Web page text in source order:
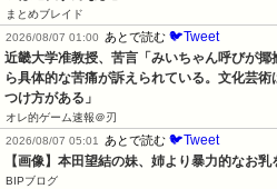
まとめブレイド
2026/08/07 01:00
あとで読む 🐦Tweet
近畿大学准教授、苦言「みいちゃん呼びが
ら具体的な苦痛が訴えられている。文化芸
つけ方がある」
オレ的ゲーム速報＠刃
2026/08/07 05:01
あとで読む 🐦Tweet
【画像】本田望結の妹、姉より暴力的なお
BIPブログ